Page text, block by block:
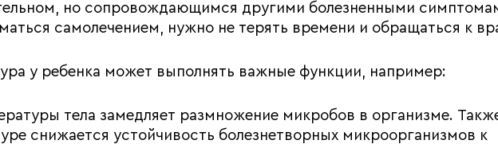
но сопровождающимся другими болезненными
самолечением, нужно не терять времени и обращаться к
у ребенка может выполнять важные функции, например:
тела замедляет размножение микробов в организме.
снижается устойчивость болезнетворных микроорганизмов к